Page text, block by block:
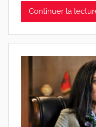
Continuer la